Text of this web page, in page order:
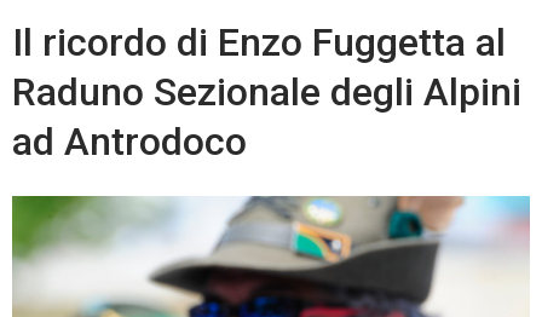
Il ricordo di Enzo Fuggetta al
Raduno Sezionale degli Alpini
ad Antrodoco